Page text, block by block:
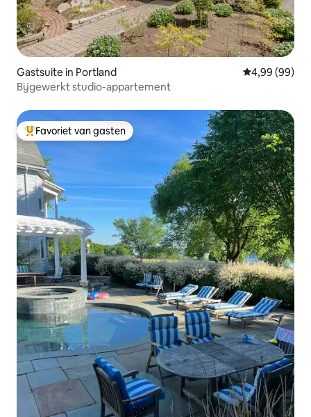
Gastsuite in Portland Gemiddelde
4,99 (99)
Bijgewerkt studio-appartement
Topfavoriet van gasten
Favoriet van gasten